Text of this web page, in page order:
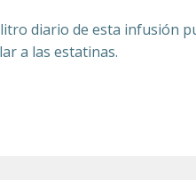
diario de esta infusión
a las estatinas.